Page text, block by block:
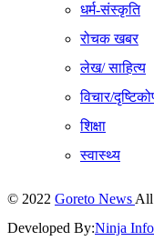
धर्म-संस्कृति
रोचक खबर
लेख/ साहित्य
विचार/
शिक्षा
स्वास्थ्य
© 2022 Goreto News All
Developed By:Ninja